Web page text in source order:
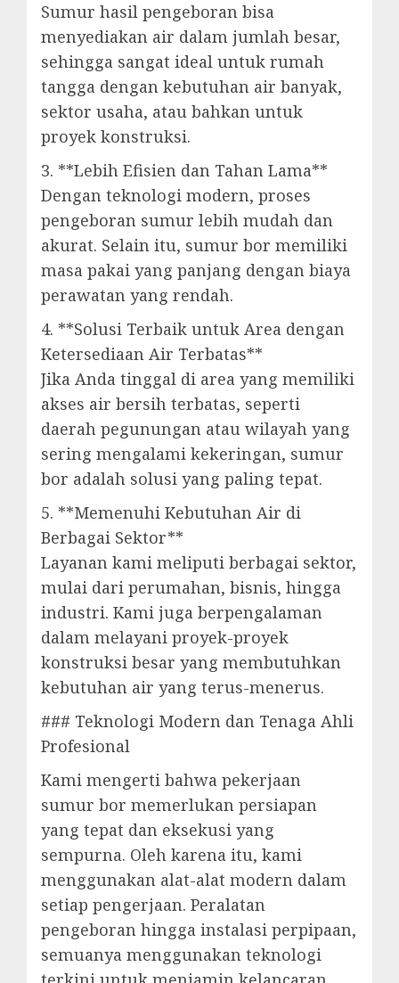
Sumur hasil pengeboran bisa
menyediakan air dalam jumlah besar,
sehingga sangat ideal untuk rumah
tangga dengan kebutuhan air banyak,
sektor usaha, atau bahkan untuk
proyek konstruksi.
3. **Lebih Efisien dan Tahan Lama**
Dengan teknologi modern, proses
pengeboran sumur lebih mudah dan
akurat. Selain itu, sumur bor memiliki
masa pakai yang panjang dengan biaya
perawatan yang rendah.
4. **Solusi Terbaik untuk Area dengan
Ketersediaan Air Terbatas**
Jika Anda tinggal di area yang memiliki
akses air bersih terbatas, seperti
daerah pegunungan atau wilayah yang
sering mengalami kekeringan, sumur
bor adalah solusi yang paling tepat.
5. **Memenuhi Kebutuhan Air di
Berbagai Sektor**
Layanan kami meliputi berbagai sektor,
mulai dari perumahan, bisnis, hingga
industri. Kami juga berpengalaman
dalam melayani proyek-proyek
konstruksi besar yang membutuhkan
kebutuhan air yang terus-menerus.
### Teknologi Modern dan Tenaga Ahli
Profesional
Kami mengerti bahwa pekerjaan
sumur bor memerlukan persiapan
yang tepat dan eksekusi yang
sempurna. Oleh karena itu, kami
menggunakan alat-alat modern dalam
setiap pengerjaan. Peralatan
pengeboran hingga instalasi perpipaan,
semuanya menggunakan teknologi